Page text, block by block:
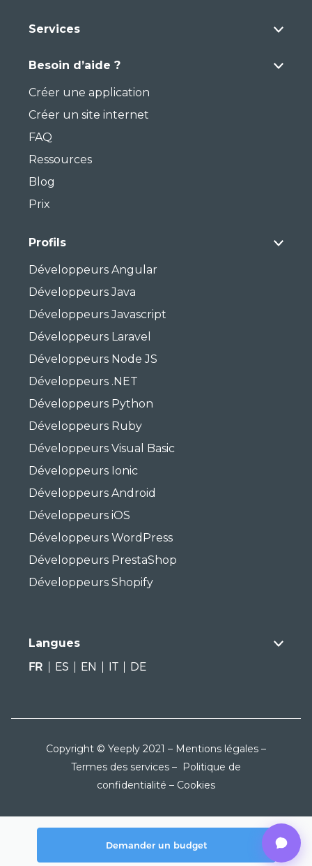
Services
Besoin d’aide ?
Créer une application
Créer un site internet
FAQ
Ressources
Blog
Prix
Profils
Développeurs Angular
Développeurs Java
Développeurs Javascript
Développeurs Laravel
Développeurs Node JS
Développeurs .NET
Développeurs Python
Développeurs Ruby
Développeurs Visual Basic
Développeurs Ionic
Développeurs Android
Développeurs iOS
Développeurs WordPress
Développeurs PrestaShop
Développeurs Shopify
Langues
FR
ES EN IT DE
Demander un budget
Copyright © Yeeply 2021 – Mentions légales –
Termes des services – Politique de
confidentialité – Cookies